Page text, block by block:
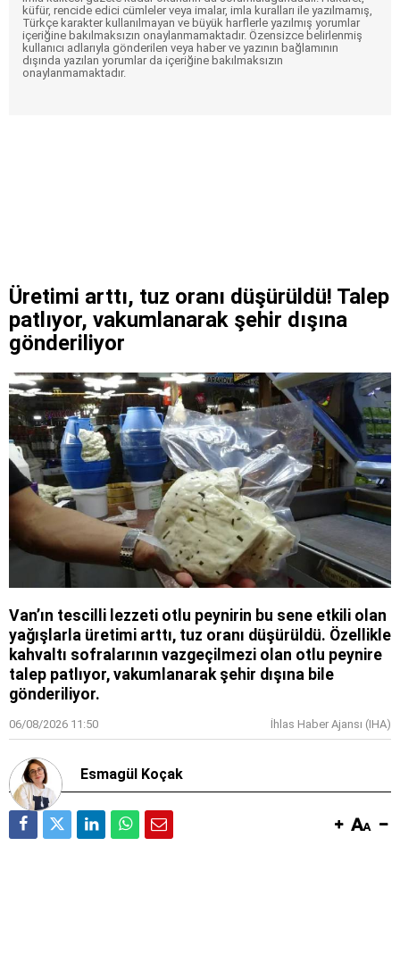
küfür, rencide edici cümleler veya imalar, imla kuralları ile yazılmamış,
Türkçe karakter kullanılmayan ve büyük harflerle yazılmış yorumlar
içeriğine bakılmaksızın onaylanmamaktadır. Özensizce belirlenmiş
kullanıcı adlarıyla gönderilen veya haber ve yazının bağlamının
dışında yazılan yorumlar da içeriğine bakılmaksızın
onaylanmamaktadır.
Üretimi arttı, tuz oranı düşürüldü! Talep
patlıyor, vakumlanarak şehir dışına
gönderiliyor
Van’ın tescilli lezzeti otlu peynirin bu sene etkili olan
yağışlarla üretimi arttı, tuz oranı düşürüldü. Özellikle
kahvaltı sofralarının vazgeçilmezi olan otlu peynire
talep patlıyor, vakumlanarak şehir dışına bile
gönderiliyor.
06/08/2026 11:50 İhlas Haber Ajansı (IHA)
Esmagül Koçak